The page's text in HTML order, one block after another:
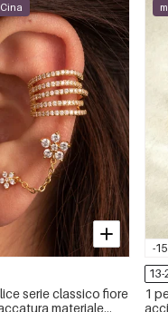
serie classico fiore
materiale
-
13-
1